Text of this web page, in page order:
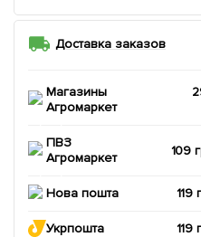
Доставка заказов
Магазины
Агромаркет
ПВЗ
Агромаркет
109
Нова пошта 119
Укрпошта 119